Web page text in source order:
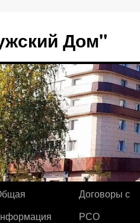
Дом"
Договоры с
РСО